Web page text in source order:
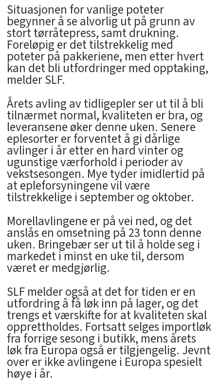
Situasjonen for vanlige poteter
begynner å se alvorlig ut på grunn av
stort tørråtepress, samt drukning.
Foreløpig er det tilstrekkelig med
poteter på pakkeriene, men etter hvert
kan det bli utfordringer med opptaking,
melder SLF.
Årets avling av tidligepler ser ut til å bli
tilnærmet normal, kvaliteten er bra, og
leveransene øker denne uken. Senere
eplesorter er forventet å gi dårlige
avlinger i år etter en hard vinter og
ugunstige værforhold i perioder av
vekstsesongen. Mye tyder imidlertid på
at epleforsyningene vil være
tilstrekkelige i september og oktober.
Morellavlingene er på vei ned, og det
anslås en omsetning på 23 tonn denne
uken. Bringebær ser ut til å holde seg i
markedet i minst en uke til, dersom
været er medgjørlig.
SLF melder også at det for tiden er en
utfordring å få løk inn på lager, og det
trengs et værskifte for at kvaliteten skal
opprettholdes. Fortsatt selges importløk
fra forrige sesong i butikk, mens årets
løk fra Europa også er tilgjengelig. Jevnt
over er ikke avlingene i Europa spesielt
høye i år.